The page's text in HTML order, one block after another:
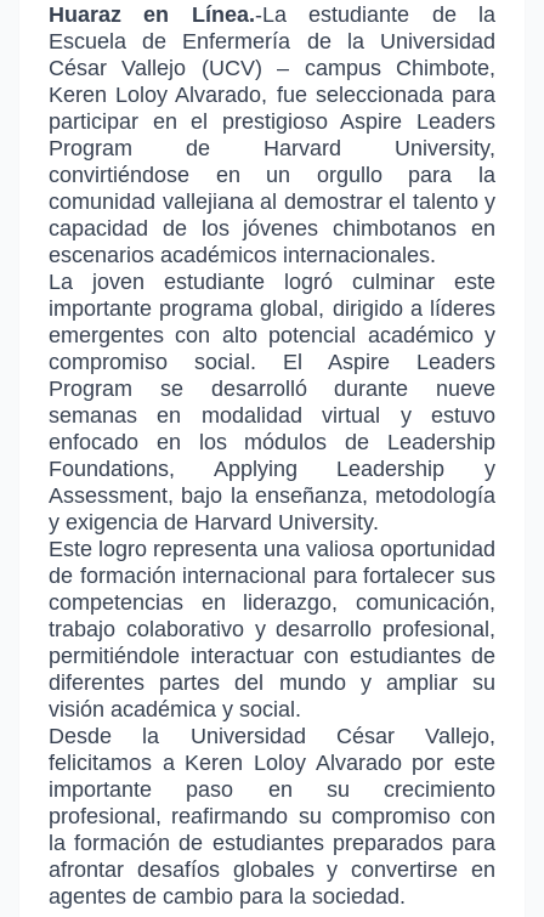
Huaraz en Línea.-La estudiante de la
Escuela de Enfermería de la Universidad
César Vallejo (UCV) – campus Chimbote,
Keren Loloy Alvarado, fue seleccionada para
participar en el prestigioso Aspire Leaders
Program de Harvard University,
convirtiéndose en un orgullo para la
comunidad vallejiana al demostrar el talento y
capacidad de los jóvenes chimbotanos en
escenarios académicos internacionales.
La joven estudiante logró culminar este
importante programa global, dirigido a líderes
emergentes con alto potencial académico y
compromiso social. El Aspire Leaders
Program se desarrolló durante nueve
semanas en modalidad virtual y estuvo
enfocado en los módulos de Leadership
Foundations, Applying Leadership y
Assessment, bajo la enseñanza, metodología
y exigencia de Harvard University.
Este logro representa una valiosa oportunidad
de formación internacional para fortalecer sus
competencias en liderazgo, comunicación,
trabajo colaborativo y desarrollo profesional,
permitiéndole interactuar con estudiantes de
diferentes partes del mundo y ampliar su
visión académica y social.
Desde la Universidad César Vallejo,
felicitamos a Keren Loloy Alvarado por este
importante paso en su crecimiento
profesional, reafirmando su compromiso con
la formación de estudiantes preparados para
afrontar desafíos globales y convertirse en
agentes de cambio para la sociedad.